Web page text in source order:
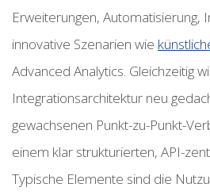
Erweiterungen, Automatisierung,
innovative Szenarien wie
Advanced Analytics. Gleichzeitig
Integrationsarchitektur neu
gewachsenen Punkt-zu-Punkt-
einem klar strukturierten, API-
Typische Elemente sind die